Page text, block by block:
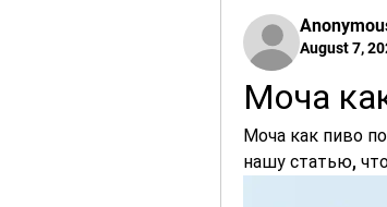
August 7,
Моча
Моча как пиво
нашу статью,